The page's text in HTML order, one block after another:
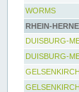
WORMS
RHEIN-
DUISBURG-
DUISBURG-